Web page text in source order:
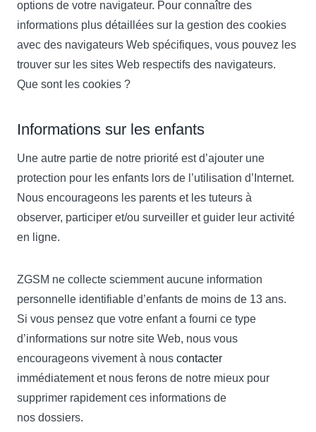
options de votre navigateur. Pour connaître des
informations plus détaillées sur la gestion des cookies
avec des navigateurs Web spécifiques, vous pouvez les
trouver sur les sites Web respectifs des navigateurs.
Que sont les cookies ?
Informations sur les enfants
Une autre partie de notre priorité est d’ajouter une
protection pour les enfants lors de l’utilisation d’Internet.
Nous encourageons les parents et les tuteurs à
observer, participer et/ou surveiller et guider leur activité
en ligne.
ZGSM ne collecte sciemment aucune information
personnelle identifiable d’enfants de moins de 13 ans.
Si vous pensez que votre enfant a fourni ce type
d’informations sur notre site Web, nous vous
encourageons vivement à nous contacter
immédiatement et nous ferons de notre mieux pour
supprimer rapidement ces informations de
nos dossiers.